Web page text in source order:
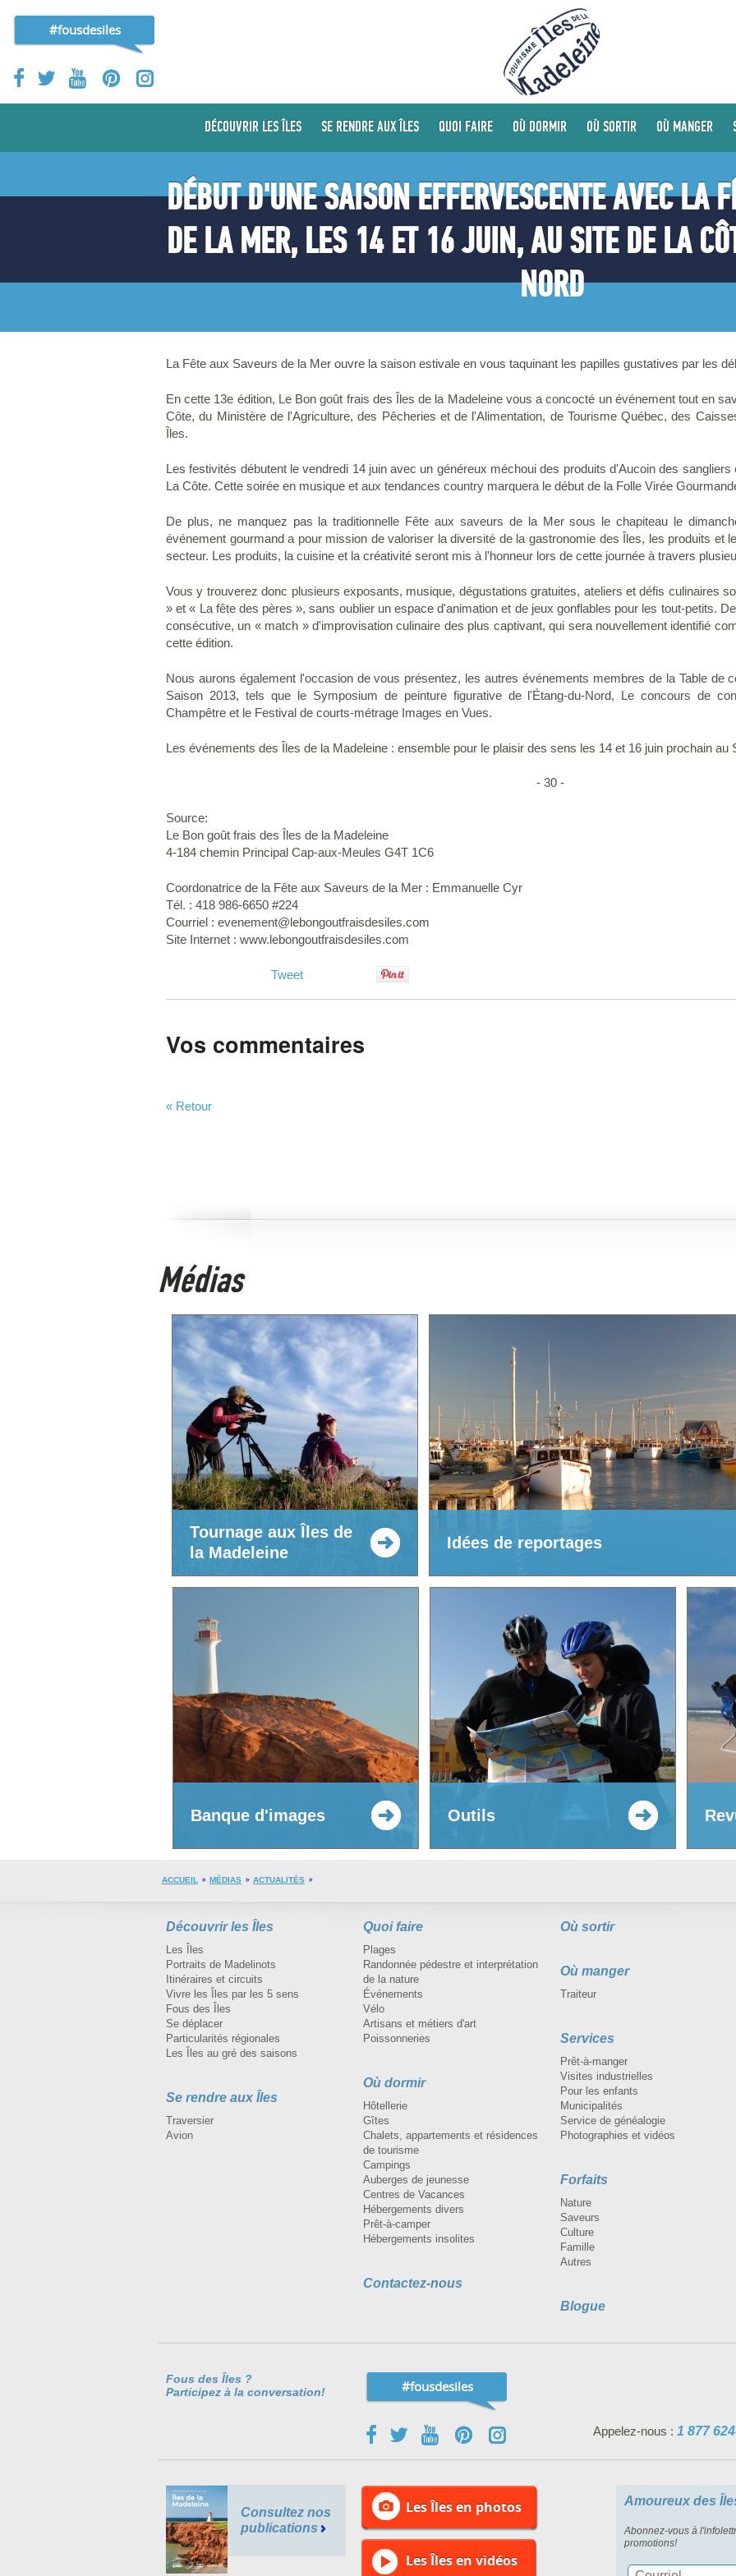
#fousdesiles
DÉCOUVRIR LES ÎLES SE RENDRE AUX ÎLES QUOI FAIRE OÙ DORMIR OÙ SORTIR OÙ MANGER
DÉBUT D'UNE SAISON EFFERVESCENTE AVEC LA
DE LA MER, LES 14 ET 16 JUIN, AU SITE DE LA
NORD
La Fête aux Saveurs de la Mer ouvre la saison estivale en vous taquinant les papilles gustatives par les
En cette 13e édition, Le Bon goût frais des Îles de la Madeleine vous a concocté un événement tout en
Côte, du Ministère de l'Agriculture, des Pêcheries et de l'Alimentation, de Tourisme Québec, des
Îles.
Les festivités débutent le vendredi 14 juin avec un généreux méchoui des produits d'Aucoin des
La Côte. Cette soirée en musique et aux tendances country marquera le début de la Folle Virée
De plus, ne manquez pas la traditionnelle Fête aux saveurs de la Mer sous le chapiteau le
événement gourmand a pour mission de valoriser la diversité de la gastronomie des Îles, les produits et
secteur. Les produits, la cuisine et la créativité seront mis à l'honneur lors de cette journée à travers
Vous y trouverez donc plusieurs exposants, musique, dégustations gratuites, ateliers et défis culinaires
» et « La fête des pères », sans oublier un espace d'animation et de jeux gonflables pour les tout-petits.
consécutive, un « match » d'improvisation culinaire des plus captivant, qui sera nouvellement identifié
cette édition.
Nous aurons également l'occasion de vous présentez, les autres événements membres de la Table de
Saison 2013, tels que le Symposium de peinture figurative de l'Étang-du-Nord, Le concours de
Champêtre et le Festival de courts-métrage Images en Vues.
Les événements des Îles de la Madeleine : ensemble pour le plaisir des sens les 14 et 16 juin prochain au
- 30 -
Source:
Le Bon goût frais des Îles de la Madeleine
4-184 chemin Principal Cap-aux-Meules G4T 1C6
Coordonatrice de la Fête aux Saveurs de la Mer : Emmanuelle Cyr
Tél. : 418 986-6650 #224
Courriel : evenement@lebongoutfraisdesiles.com
Site Internet : www.lebongoutfraisdesiles.com
Tweet
Vos commentaires
« Retour
Médias
Tournage aux Îles de
la Madeleine
Idées de reportages
Banque d'images Outils
ACCUEIL MÉDIAS ACTUALITÉS
Découvrir les Îles
Les Îles
Portraits de Madelinots
Itinéraires et circuits
Vivre les Îles par les 5 sens
Fous des Îles
Se déplacer
Particularités régionales
Les Îles au gré des saisons
Se rendre aux Îles
Traversier
Avion
Quoi faire
Plages
Randonnée pédestre et interprétation
de la nature
Événements
Vélo
Artisans et métiers d'art
Poissonneries
Où dormir
Hôtellerie
Gîtes
Chalets, appartements et résidences
de tourisme
Campings
Auberges de jeunesse
Centres de Vacances
Hébergements divers
Prêt-à-camper
Hébergements insolites
Contactez-nous
Où sortir
Où manger
Traiteur
Services
Prêt-à-manger
Visites industrielles
Pour les enfants
Municipalités
Service de généalogie
Photographies et vidéos
Forfaits
Nature
Saveurs
Culture
Famille
Autres
Blogue
Fous des Îles ?
Participez à la conversation!
#fousdesiles
Appelez-nous : 1 877
Consultez nos
publications
Les Îles en photos
Les Îles en vidéos
Amoureux des
Abonnez-vous à
promotions!